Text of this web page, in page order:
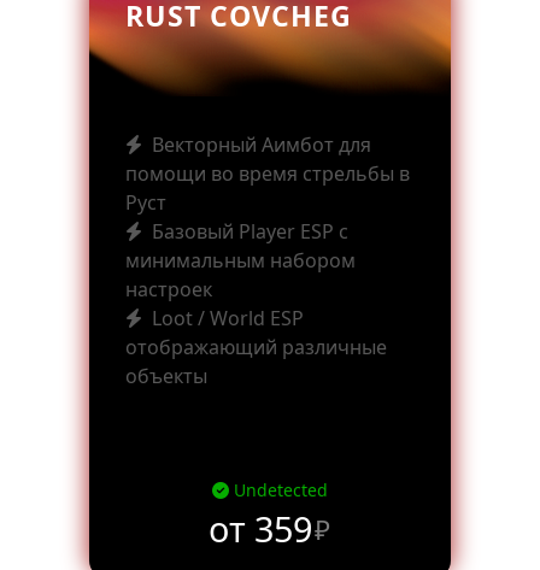
RUST COVCHEG
Векторный Аимбот для
помощи во время стрельбы в
Руст
Базовый Player ESP с
минимальным набором
настроек
Loot / World ESP
отображающий различные
объекты
Undetected
от 359₽